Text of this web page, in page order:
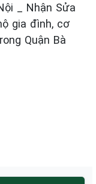
_ Nhận Sửa
gia đình, cơ
Quận Bà